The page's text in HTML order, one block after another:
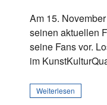
Am 15.
seinen aktuellen
seine Fans vor.
im
Weiterlesen